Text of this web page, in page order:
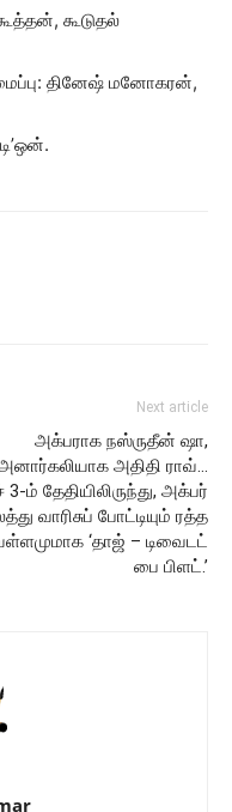
கூடுதல்
தினேஷ் மனோகரன்,
Next article
அக்பராக நஸ்ருதீன் ஷா,
அதிதி ராவ்…
3-ம் தேதியிலிருந்து, அக்பர்
வாரிசுப் போட்டியும் ரத்த
‘தாஜ் – டிவைடட்
பை பிளட்.’